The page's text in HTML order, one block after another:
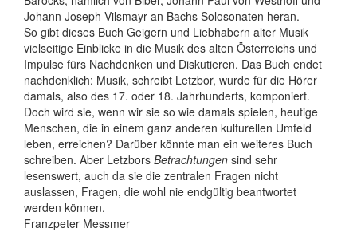
Johann Joseph Vilsmayr an Bachs Solosonaten heran.
So gibt dieses Buch Geigern und Liebhabern alter Musik
vielseitige Einblicke in die Musik des alten Österreichs und
Impulse fürs Nachdenken und Diskutieren. Das Buch endet
nachdenklich: Musik, schreibt Letzbor, wurde für die Hörer
damals, also des 17. oder 18. Jahrhunderts, komponiert.
Doch wird sie, wenn wir sie so wie damals spielen, heutige
Menschen, die in einem ganz anderen kulturellen Umfeld
leben, erreichen? Darüber könnte man ein weiteres Buch
schreiben. Aber Letzbors Betrachtungen sind sehr
lesenswert, auch da sie die zentralen Fragen nicht
auslassen, Fragen, die wohl nie endgültig beantwortet
werden können.
Franzpeter Messmer